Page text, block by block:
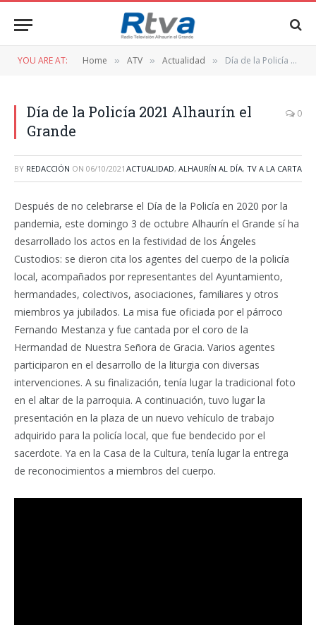
YOU ARE AT: Home » ATV » Actualidad » Día de la Policía 2021 Alhaurín el Grande
Día de la Policía 2021 Alhaurín el
Grande
0
BY REDACCIÓN ON 06/10/2021 ACTUALIDAD, ALHAURÍN AL DÍA, TV A LA CARTA
Después de no celebrarse el Día de la Policía en 2020 por la
pandemia, este domingo 3 de octubre Alhaurín el Grande sí ha
desarrollado los actos en la festividad de los Ángeles
Custodios: se dieron cita los agentes del cuerpo de la policía
local, acompañados por representantes del Ayuntamiento,
hermandades, colectivos, asociaciones, familiares y otros
miembros ya jubilados. La misa fue oficiada por el párroco
Fernando Mestanza y fue cantada por el coro de la
Hermandad de Nuestra Señora de Gracia. Varios agentes
participaron en el desarrollo de la liturgia con diversas
intervenciones. A su finalización, tenía lugar la tradicional foto
en el altar de la parroquia. A continuación, tuvo lugar la
presentación en la plaza de un nuevo vehículo de trabajo
adquirido para la policía local, que fue bendecido por el
sacerdote. Ya en la Casa de la Cultura, tenía lugar la entrega
de reconocimientos a miembros del cuerpo.